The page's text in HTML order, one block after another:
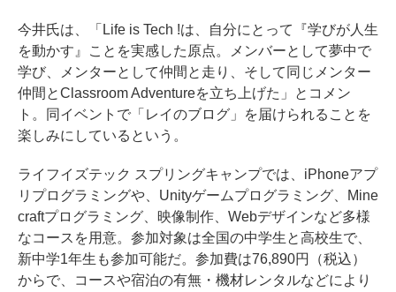
今井氏は、「Life is Tech !は、自分にとって『学びが人生
を動かす』ことを実感した原点。メンバーとして夢中で
学び、メンターとして仲間と走り、そして同じメンター
仲間とClassroom Adventureを立ち上げた」とコメン
ト。同イベントで「レイのブログ」を届けられることを
楽しみにしているという。
ライフイズテック スプリングキャンプでは、iPhoneアプ
リプログラミングや、Unityゲームプログラミング、Mine
craftプログラミング、映像制作、Webデザインなど多様
なコースを用意。参加対象は全国の中学生と高校生で、
新中学1年生も参加可能だ。参加費は76,890円（税込）
からで、コースや宿泊の有無・機材レンタルなどにより